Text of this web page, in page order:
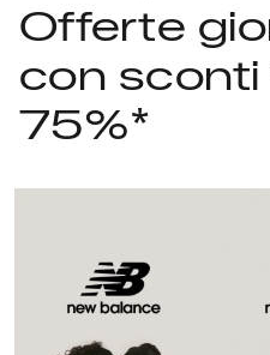
Offerte
con sconti
75%*